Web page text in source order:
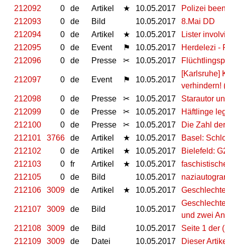
212092
0 de Artikel ★ 10.05.2017
Polizei
212093
0 de Bild 10.05.2017
8.Mai DD
212094
0 de Artikel ★ 10.05.2017
Lister
212095
0 de Event ⚑ 10.05.2017
Herdelezi -
212096
0 de Presse ✂ 10.05.2017
212097 0 de Event ⚑ 10.05.2017
[Karlsruhe]
verhindern!
212098
0 de Presse ✂ 10.05.2017
Starautor
212099
0 de Presse ✂ 10.05.2017
Häftlinge
212100
0 de Presse ✂ 10.05.2017
Die Zahl
212101
3766 de Artikel ★ 10.05.2017
Basel:
212102
0 de Artikel ★ 10.05.2017
Bielefeld:
212103
0 fr Artikel ★ 10.05.2017
212105
0 de Bild 10.05.2017
212106
3009 de Artikel ★ 10.05.2017
212107 3009 de Bild 10.05.2017
und zwei
212108
3009 de Bild 10.05.2017
Seite 1 der
212109
3009 de Datei 10.05.2017
Dieser